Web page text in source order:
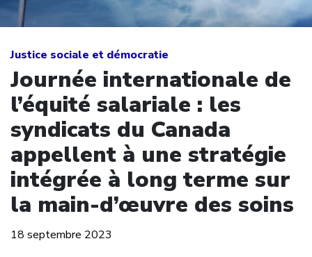
Justice sociale et démocratie
Journée internationale de
l’équité salariale : les
syndicats du Canada
appellent à une stratégie
intégrée à long terme sur
la main-d’œuvre des soins
18 septembre 2023